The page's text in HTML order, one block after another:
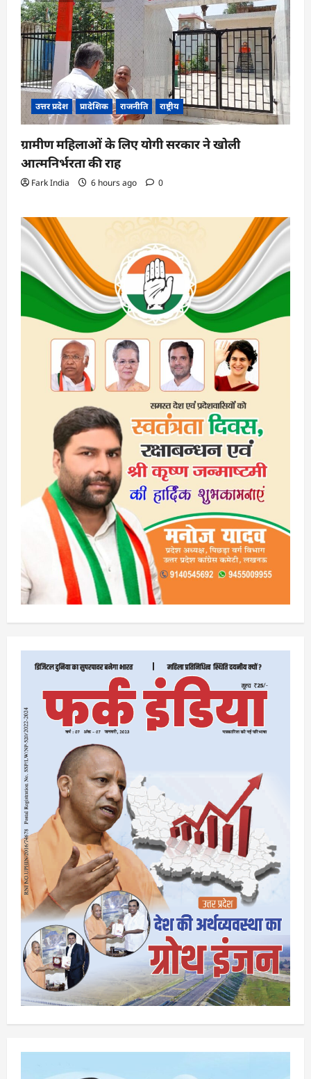
उत्तर प्रदेश प्रादेशिक राजनीति राष्ट्रीय
ग्रामीण महिलाओं के लिए योगी सरकार ने खोली
आत्मनिर्भरता की राह
Fark India 6 hours ago 0